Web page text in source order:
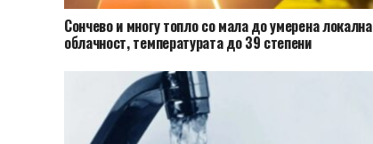
Сончево и многу топло со мала до умерена локална
облачност, температурата до 39 степени